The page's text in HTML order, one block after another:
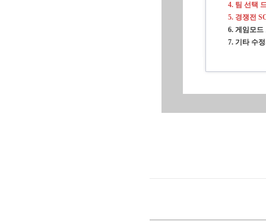
4. 팀 선택
5. 경쟁전
6. 게임모드
7. 기타 수